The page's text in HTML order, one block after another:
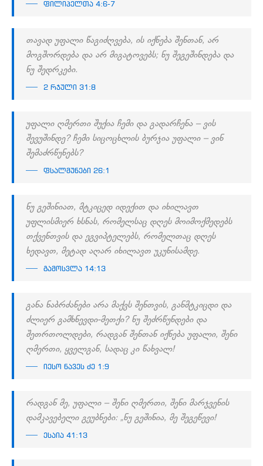
ფილიპელთა 4:6-7
თავად უფალი წაგიძღვება, ის იქნება შენთან, არ
მოგშორდება და არ მიგატოვებს; ნუ შეგეშინდება და
ნუ შედრკები.
2 რჯული 31:8
უფალი ღმერთი შუქია ჩემი და გადარჩენა – ვის
შევუშინდე? ჩემი სიცოცხლის ბურჯია უფალი – ვინ
შემაძრწუნებს?
ფსალმუნები 26:1
ნუ გეშინიათ, მტკიცედ იდექით და იხილავთ
უფლისმიერ ხსნას, რომელსაც დღეს მოიმოქმედებს
თქვენთვის და ეგვიპტელებს, რომელთაც დღეს
ხედავთ, მეტად აღარ იხილავთ უკუნისამდე.
გამოსვლა 14:13
განა ნაბრძანები არა მაქვს შენთვის, განმტკიცდი და
ძლიერ გამხნევდი-მეთქი? ნუ შეძრწუნდები და
შეთრთოლდები, რადგან შენთან იქნება უფალი, შენი
ღმერთი, ყველგან, სადაც კი წახვალ!
იესო ნავეს ძე 1:9
რადგან მე, უფალი – შენი ღმერთი, შენი მარჯვენის
დამკავებელი გეუბნები: „ნუ გეშინია, მე შეგეწევი!
ესაია 41:13